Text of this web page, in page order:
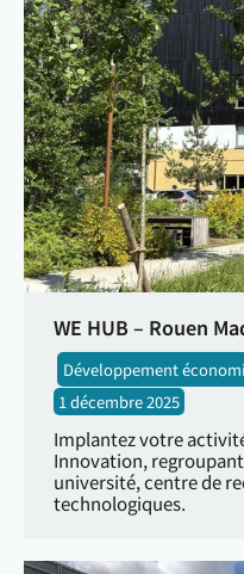
WE HUB – Rouen
Développement
1 décembre 2025
Implantez votre
Innovation,
université, centre de
technologiques.